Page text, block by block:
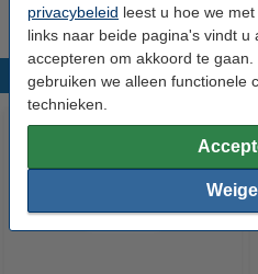
privacybeleid leest u hoe we
links naar beide pagina's vindt u
accepteren om akkoord te
gebruiken we alleen functionele
technieken.
Populaire